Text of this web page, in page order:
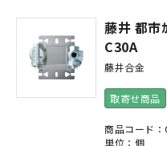
藤井 都市
C30A
藤井合金
取寄せ商品
商品コード：
単位：個